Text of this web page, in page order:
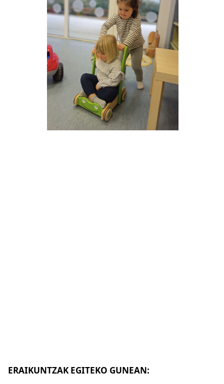
ERAIKUNTZAK EGITEKO GUNEAN: